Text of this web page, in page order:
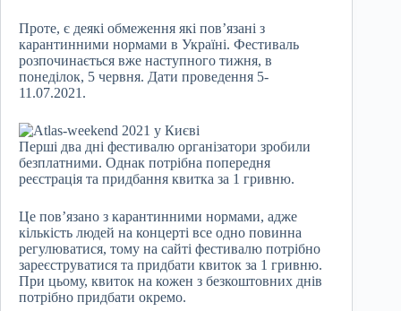
Проте, є деякі обмеження які пов’язані з
карантинними нормами в Україні. Фестиваль
розпочинається вже наступного тижня, в
понеділок, 5 червня. Дати проведення 5-
11.07.2021.
Перші два дні фестивалю організатори зробили
безплатними. Однак потрібна попередня
реєстрація та придбання квитка за 1 гривню.
Це пов’язано з карантинними нормами, адже
кількість людей на концерті все одно повинна
регулюватися, тому на сайті фестивалю потрібно
зареєструватися та придбати квиток за 1 гривню.
При цьому, квиток на кожен з безкоштовних днів
потрібно придбати окремо.